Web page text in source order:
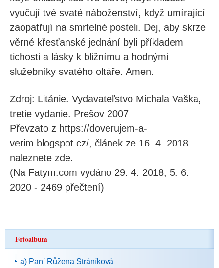
vyučují tvé svaté náboženství, když umírající
zaopatřují na smrtelné posteli. Dej, aby skrze
věrné křesťanské jednání byli příkladem
tichosti a lásky k bližnímu a hodnými
služebníky svatého oltáře. Amen.
Zdroj: Litánie. Vydavateľstvo Michala Vaška,
tretie vydanie. Prešov 2007
Převzato z https://doverujem-a-
verim.blogspot.cz/, článek ze 16. 4. 2018
naleznete zde.
(Na Fatym.com vydáno 29. 4. 2018; 5. 6.
2020 - 2469 přečtení)
Fotoalbum
a) Paní Růžena Stráníková